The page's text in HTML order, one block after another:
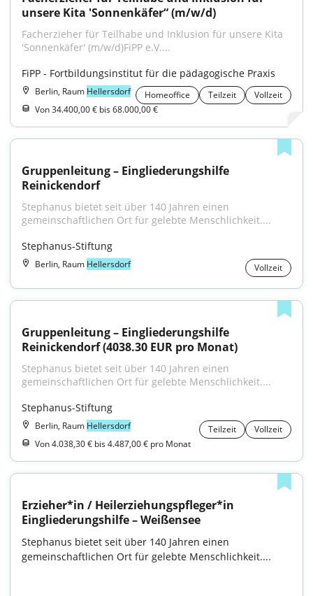
unsere Kita 'Sonnenkäfer“ (m/w/d)
Facherzieher für Teilhabe und Inklusion für unsere Kita
'Sonnenkäfer' (m/w/d)FiPP e.V....
FiPP - Fortbildungsinstitut für die pädagogische Praxis
Berlin, Raum Hellersdorf Homeoffice Teilzeit
Vollzeit
Von 34.400,00 € bis 68.000,00 €
Gruppenleitung – Eingliederungshilfe
Reinickendorf
Stephanus bietet seit über 140 Jahren einen
gemeinschaftlichen Ort für gelebte Menschlichkeit....
Stephanus-Stiftung
Berlin, Raum Hellersdorf Vollzeit
Gruppenleitung – Eingliederungshilfe
Reinickendorf (4038.30 EUR pro Monat)
Stephanus bietet seit über 140 Jahren einen
gemeinschaftlichen Ort für gelebte Menschlichkeit....
Stephanus-Stiftung
Berlin, Raum Hellersdorf Teilzeit
Vollzeit
Von 4.038,30 € bis 4.487,00 € pro Monat
Erzieher*in / Heilerziehungspfleger*in
Eingliederungshilfe – Weißensee
Stephanus bietet seit über 140 Jahren einen
gemeinschaftlichen Ort für gelebte Menschlichkeit....